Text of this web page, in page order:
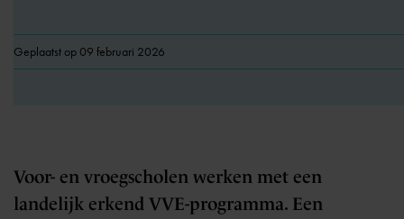
Geplaatst op 09 februari 2026
Voor- en vroegscholen werken met een
landelijk erkend VVE-programma. Een